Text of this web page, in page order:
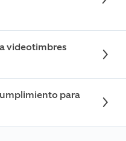
videotimbres
para